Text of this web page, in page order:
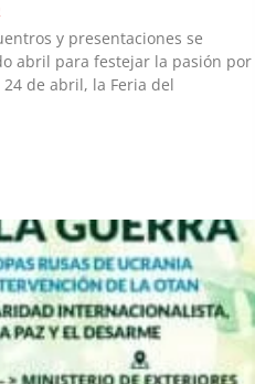
y presentaciones se
abril para festejar la pasión por
de abril, la Feria del